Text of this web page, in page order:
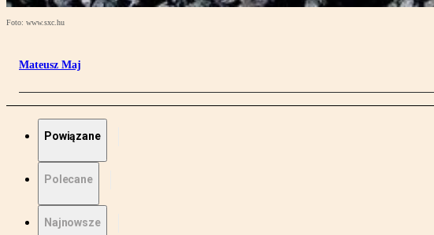
Foto: www.sxc.hu
Mateusz Maj
Powiązane
Polecane
Najnowsze